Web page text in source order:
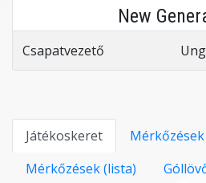
New
Csapatvezető
Játékoskeret
Mérkőzések (lista)